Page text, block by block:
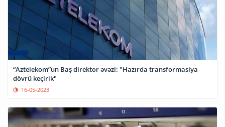
“Aztelekom”un Baş direktor əvəzi: "Hazırda transformasiya
dövrü keçirik"
16-05-2023